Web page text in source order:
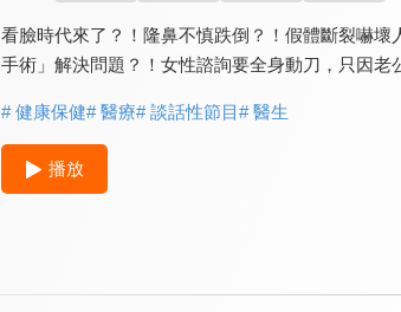
看臉時代來了？！隆鼻不慎跌倒？！假體斷裂嚇
手術」解決問題？！女性諮詢要全身動刀，只因老
# 健康保健# 醫療# 談話性節目# 醫生
播放